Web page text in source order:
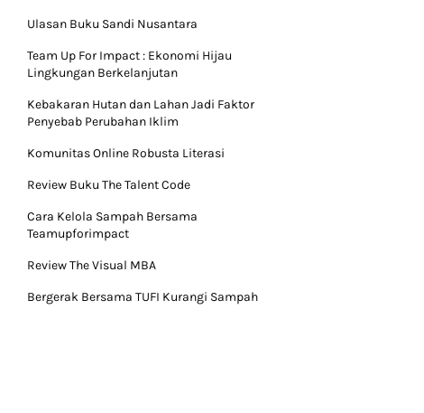
Ulasan Buku Sandi Nusantara
Team Up For Impact : Ekonomi Hijau
Lingkungan Berkelanjutan
Kebakaran Hutan dan Lahan Jadi Faktor
Penyebab Perubahan Iklim
Komunitas Online Robusta Literasi
Review Buku The Talent Code
Cara Kelola Sampah Bersama
Teamupforimpact
Review The Visual MBA
Bergerak Bersama TUFI Kurangi Sampah